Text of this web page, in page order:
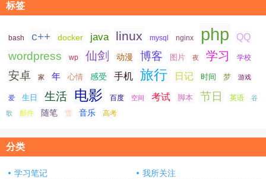
标签
bash c++ docker java linux mysql nginx php QQ
wordpress wp 仙剑 动漫 博客 图片 夜 学习 学校
安卓 家 年 心情 感受 手机 旅行 日记 时间 梦 游戏
爱 生日 生活 电影 百度 空间 考试 脚本 节日 英语 谷
歌 邮件 随笔 雪 音乐 高考
分类
学习笔记 我所关注